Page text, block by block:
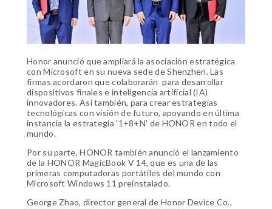
Honor anunció que ampliará la asociación estratégica
con Microsoft en su nueva sede de Shenzhen. Las
firmas acordaron que colaborarán para desarrollar
dispositivos finales e inteligencia artificial (IA)
innovadores. Así también, para crear estrategias
tecnológicas con visión de futuro, apoyando en última
instancia la estrategia '1+8+N' de HONOR en todo el
mundo.
Por su parte, HONOR también anunció el lanzamiento
de la HONOR MagicBook V 14, que es una de las
primeras computadoras portátiles del mundo con
Microsoft Windows 11 preinstalado.
George Zhao, director general de Honor Device Co.,